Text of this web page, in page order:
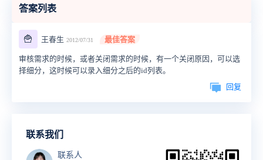
答案列表
🍟 王春生 2012/07/31 最佳答案
审核需求的时候，或者关闭需求的时候，有一个关闭原因，可以选
择细分，这时候可以录入细分之后的id列表。
回复
联系我们
联系人